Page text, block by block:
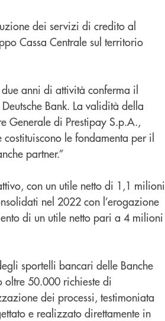
dei servizi di credito al
Cassa Centrale sul territorio
anni di attività conferma il
Bank. La validità della
Generale di Prestipay S.p.A.,
le fondamenta per il
partner.”
con un utile netto di 1,1 milioni
nel 2022 con l’erogazione
di un utile netto pari a 4 milioni
sportelli bancari delle Banche
oltre 50.000 richieste di
dei processi, testimoniata
e realizzato direttamente in